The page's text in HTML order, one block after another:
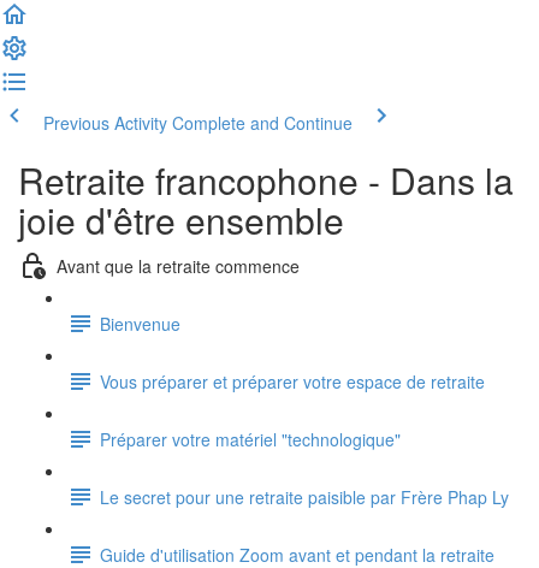
Previous Activity Complete and Continue
Retraite francophone - Dans la
joie d'être ensemble
Avant que la retraite commence
Bienvenue
Vous préparer et préparer votre espace de retraite
Préparer votre matériel "technologique"
Le secret pour une retraite paisible par Frère Phap Ly
Guide d'utilisation Zoom avant et pendant la retraite